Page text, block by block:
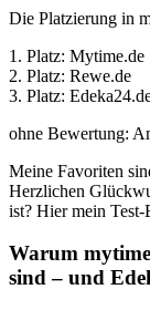
Die Platzierung in
1. Platz: Mytime.de
2. Platz: Rewe.de
3. Platz:
ohne Bewertung:
Meine Favoriten
Herzlichen
ist? Hier mein
Warum
sind – und